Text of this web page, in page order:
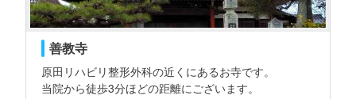
善教寺
原田リハビリ整形外科の近くにあるお寺です。
当院から徒歩3分ほどの距離にございます。